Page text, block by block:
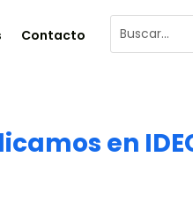
Contacto
en